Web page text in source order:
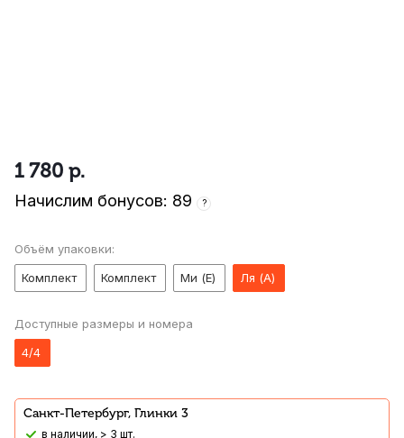
1 780 р.
Начислим бонусов: 89 ?
Объём упаковки:
Комплект
Комплект Ми (E) Ля (A)
Доступные размеры и номера
4/4
Санкт-Петербург, Глинки 3
В наличии, > 3 шт.